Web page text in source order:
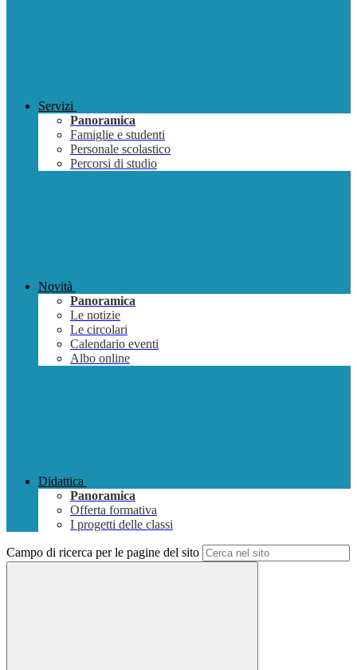
Servizi
Panoramica
Famiglie e studenti
Personale scolastico
Percorsi di studio
Novità
Panoramica
Le notizie
Le circolari
Calendario eventi
Albo online
Didattica
Panoramica
Offerta formativa
I progetti delle classi
Campo di ricerca per le pagine del sito